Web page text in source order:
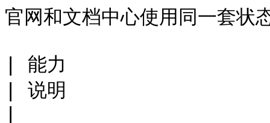
官网和文档中心使用同一套状
| 能力
| 说明